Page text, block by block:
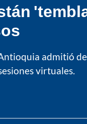
admitió
virtuales.